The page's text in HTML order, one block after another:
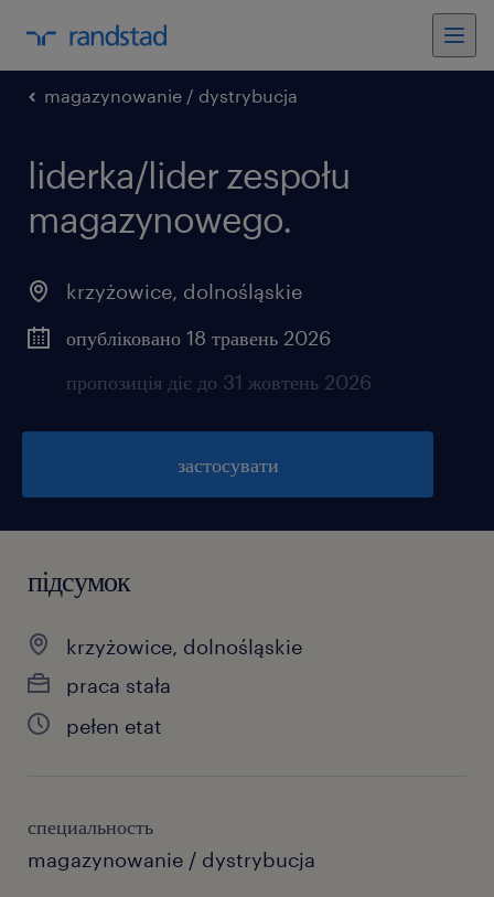
magazynowanie / dystrybucja
liderka/lider zespołu
magazynowego.
krzyżowice, dolnośląskie
опубліковано 18 травень 2026
пропозиція діє до 31 жовтень 2026
застосувати
підсумок
krzyżowice, dolnośląskie
praca stała
pełen etat
специальность
magazynowanie / dystrybucja